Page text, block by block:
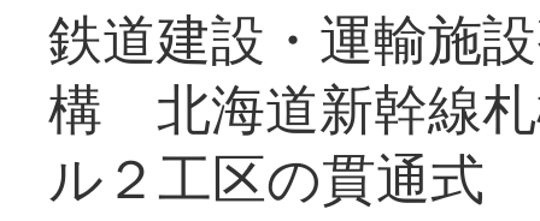
鉄道建設・運輸施
構 北海道新幹線
ル２工区の貫通式